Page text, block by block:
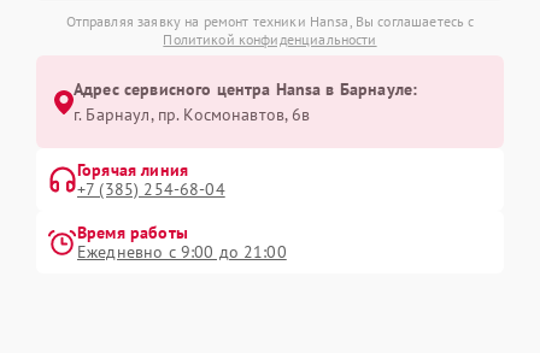
Отправляя заявку на ремонт техники Hansa, Вы соглашаетесь с
Политикой конфиденциальности
Адрес сервисного центра Hansa в Барнауле:
г. Барнаул, ​пр. Космонавтов, 6в
Горячая линия
+7 (385) 254-68-04
Время работы
Ежедневно с 9:00 до 21:00